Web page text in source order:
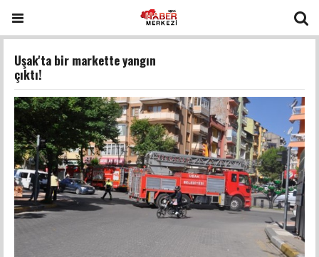
Uşak'ta bir markette yangın
çıktı!